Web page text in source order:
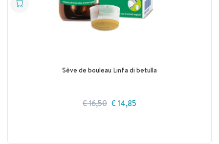
Sève de bouleau Linfa di betulla
€ 16,50 € 14,85